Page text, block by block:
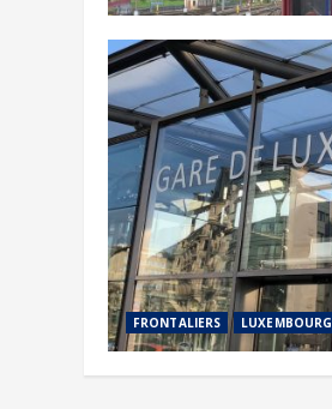
FRONTALIERS LUXEMBOURG